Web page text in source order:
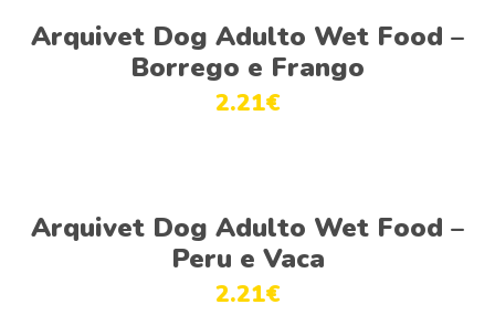
Ver opções
Arquivet Dog Adulto Wet Food –
Borrego e Frango
2.21€
Ver opções
Arquivet Dog Adulto Wet Food –
Peru e Vaca
2.21€